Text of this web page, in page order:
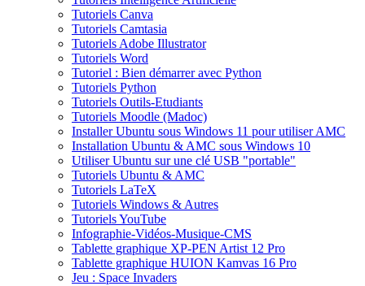
Tutoriels Canva
Tutoriels Camtasia
Tutoriels Adobe Illustrator
Tutoriels Word
Tutoriel : Bien démarrer avec Python
Tutoriels Python
Tutoriels Outils-Etudiants
Tutoriels Moodle (Madoc)
Installer Ubuntu sous Windows 11 pour utiliser AMC
Installation Ubuntu & AMC sous Windows 10
Utiliser Ubuntu sur une clé USB "portable"
Tutoriels Ubuntu & AMC
Tutoriels LaTeX
Tutoriels Windows & Autres
Tutoriels YouTube
Infographie-Vidéos-Musique-CMS
Tablette graphique XP-PEN Artist 12 Pro
Tablette graphique HUION Kamvas 16 Pro
Jeu : Space Invaders